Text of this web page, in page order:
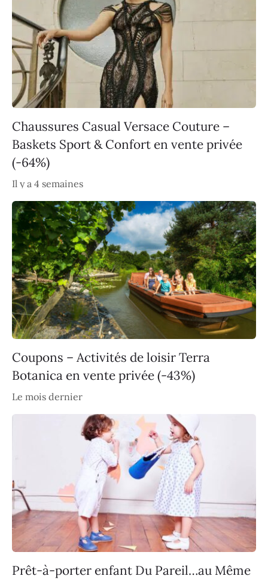
Chaussures Casual Versace Couture –
Baskets Sport & Confort en vente privée
(-64%)
Il y a 4 semaines
Coupons – Activités de loisir Terra
Botanica en vente privée (-43%)
Le mois dernier
Prêt-à-porter enfant Du Pareil…au Même